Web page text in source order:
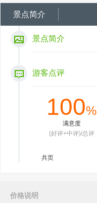
景点简介
景点简介
游客点评
100%
满意度
(好评+中评)/总评
共页
价格说明